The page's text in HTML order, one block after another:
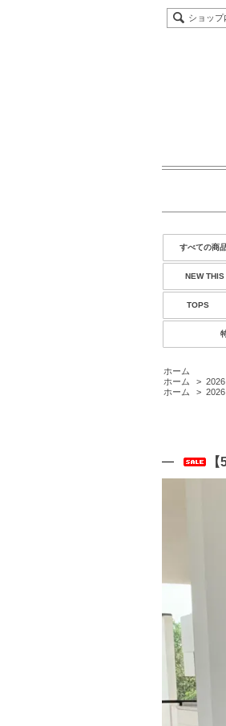
ショップ
すべての商
NEW
TOPS
ホーム
ホーム
>
ホーム
>